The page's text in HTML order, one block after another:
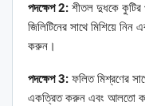
পদক্ষেপ 2: শীতল দুধকে কুটির
জিলিটিনের সাথে মিশিয়ে নিন
করুন।
পদক্ষেপ 3: ফলিত মিশ্রণের
একত্রিত করুন এবং আলতো